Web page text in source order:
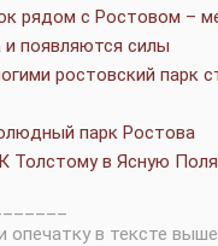
рядом с Ростовом –
появляются силы
ростовский парк
парк Ростова
Толстому в Ясную
опечатку в тексте